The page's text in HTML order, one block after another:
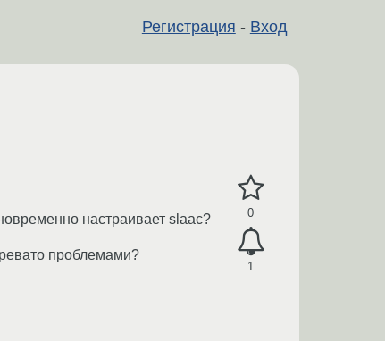
Регистрация - Вход
0
1
настраивает slaac?
проблемами?